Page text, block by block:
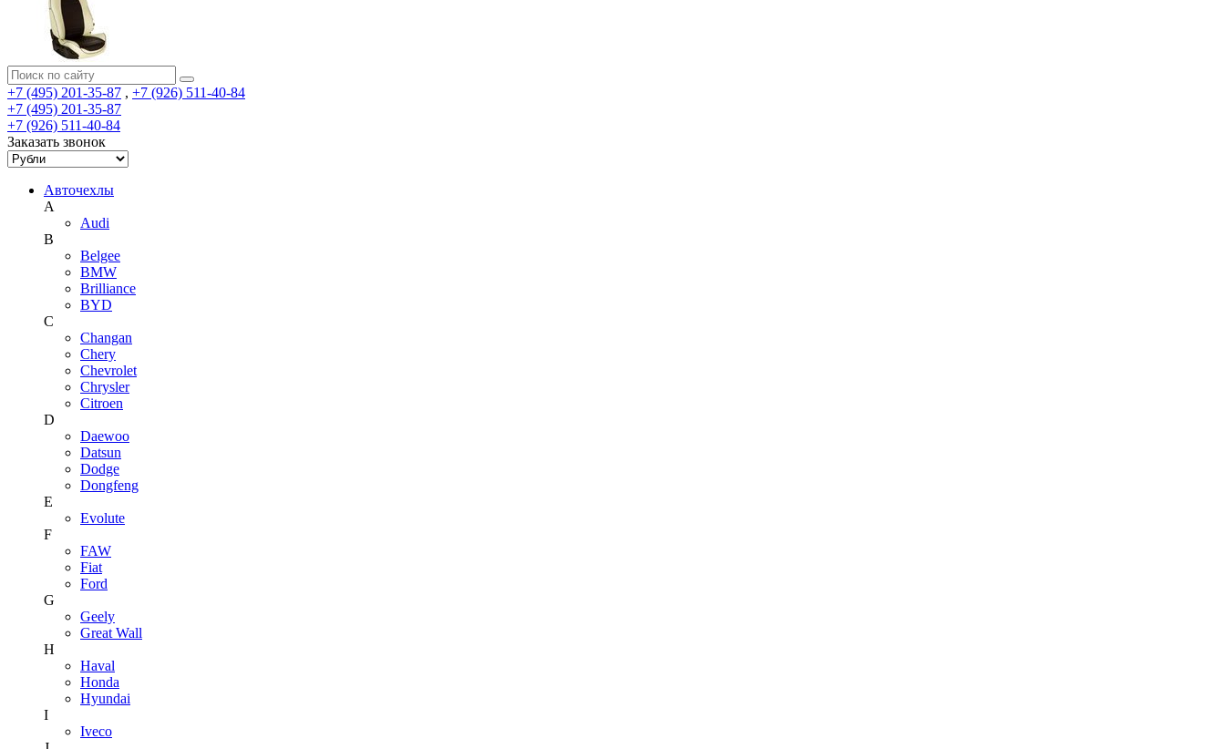
+7 (495) 201-35-87 , +7 (926) 511-40-84
+7 (495) 201-35-87
+7 (926) 511-40-84
Заказать звонок
Авточехлы
A
Audi
B
Belgee
BMW
Brilliance
BYD
C
Changan
Chery
Chevrolet
Chrysler
Citroen
D
Daewoo
Datsun
Dodge
Dongfeng
E
Evolute
F
FAW
Fiat
Ford
G
Geely
Great Wall
H
Haval
Honda
Hyundai
I
Iveco